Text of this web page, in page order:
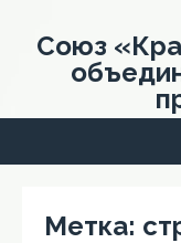
Союз
Метка: